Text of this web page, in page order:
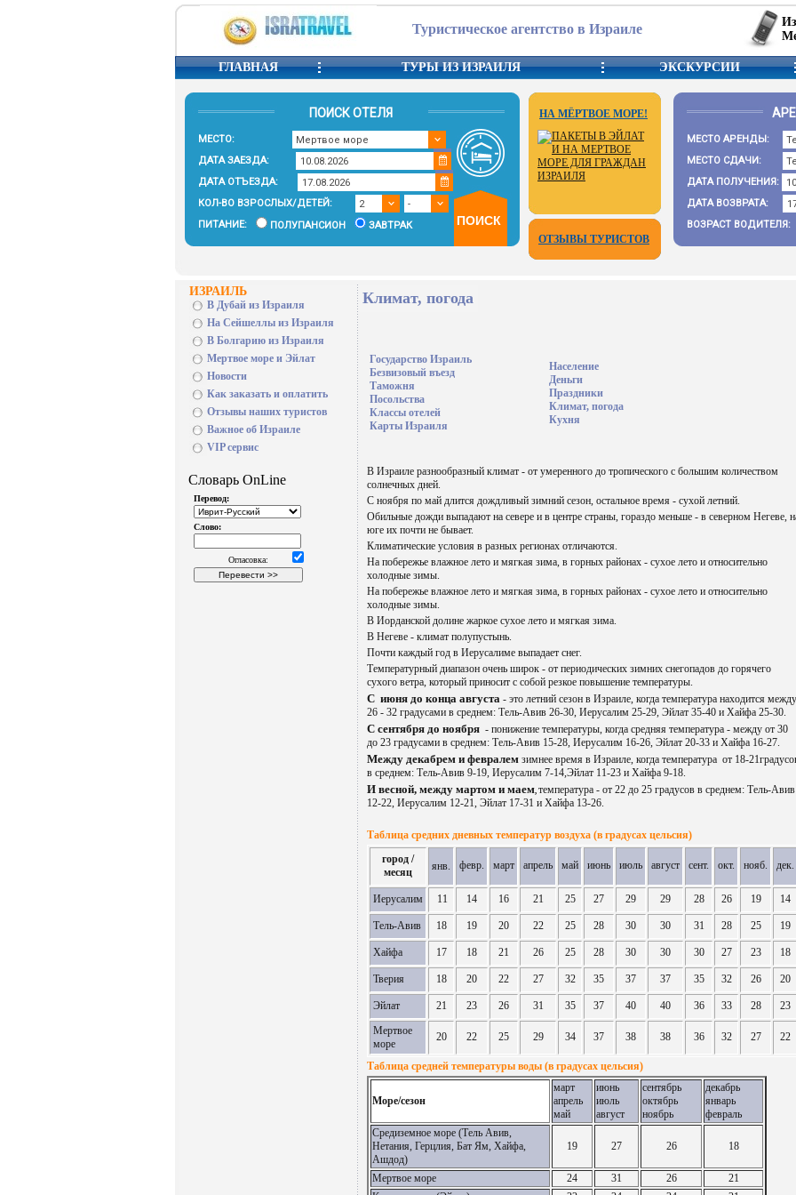
Туристическое агентство в Израиле
ГЛАВНАЯ ТУРЫ ИЗ ИЗРАИЛЯ ЭКСКУРСИИ
ПОИСК ОТЕЛЯ
МЕСТО:
ДАТА ЗАЕЗДА:
ДАТА ОТЪЕЗДА:
КОЛ-ВО ВЗРОСЛЫХ/ДЕТЕЙ:
ПИТАНИЕ:
ПОЛУПАНСИОН ЗАВТРАК
НА МЁРТВОЕ МОРЕ!
ОТЗЫВЫ ТУРИСТОВ
МЕСТО АРЕНДЫ:
МЕСТО СДАЧИ:
ДАТА ПОЛУЧЕНИЯ:
ДАТА ВОЗВРАТА:
ВОЗРАСТ ВОДИТЕЛЯ:
ИЗРАИЛЬ
В Дубай из Израиля
На Сейшеллы из Израиля
В Болгарию из Израиля
Мертвое море и Эйлат
Новости
Как заказать и оплатить
Отзывы наших туристов
Важное об Израиле
VIP сервис
Климат, погода
Государство Израиль
Безвизовый въезд
Таможня
Посольства
Классы отелей
Карты Израиля
Население
Деньги
Праздники
Климат, погода
Кухня
В Израиле разнообразный климат - от умеренного до тропического с большим количеством
солнечных дней.
С ноября по май длится дождливый зимний сезон, остальное время - сухой летний.
Обильные дожди выпадают на севере и в центре страны, гораздо меньше - в северном Негеве,
юге их почти не бывает.
Климатические условия в разных регионах отличаются.
На побережье влажное лето и мягкая зима, в горных районах - сухое лето и относительно
холодные зимы.
На побережье влажное лето и мягкая зима, в горных районах - сухое лето и относительно
холодные зимы.
В Иорданской долине жаркое сухое лето и мягкая зима.
В Негеве - климат полупустынь.
Почти каждый год в Иерусалиме выпадает снег.
Температурный диапазон очень широк - от периодических зимних снегопадов до горячего
сухого ветра, который приносит с собой резкое повышение температуры.
С июня до конца августа - это летний сезон в Израиле, когда температура находится между
26 - 32 градусами в среднем: Тель-Авив 26-30, Иерусалим 25-29, Эйлат 35-40 и Хайфа 25-30.
С сентября до ноября - понижение температуры, когда средняя температура - между от 30
до 23 градусами в среднем: Тель-Авив 15-28, Иерусалим 16-26, Эйлат 20-33 и Хайфа 16-27.
Между декабрем и февралем зимнее время в Израиле, когда температура от 18-
в среднем: Тель-Авив 9-19, Иерусалим 7-14,Эйлат 11-23 и Хайфа 9-18.
И весной, между мартом и маем, температура - от 22 до 25 градусов в среднем: Тель-Авив
12-22, Иерусалим 12-21, Эйлат 17-31 и Хайфа 13-26.
Таблица средних дневных температур воздуха (в градусах цельсия)
город /
месяц
янв. февр. март апрель май июнь июль август сент. окт. нояб. дек.
Иерусалим 11 14 16 21 25 27 29 29 28 26 19 14
Тель-Авив 18 19 20 22 25 28 30 30 31 28 25 19
Хайфа 17 18 21 26 25 28 30 30 30 27 23 18
Тверия 18 20 22 27 32 35 37 37 35 32 26 20
Эйлат 21 23 26 31 35 37 40 40 36 33 28
23
Мертвое
море
20 22 25 29 34 37 38 38 36 32 27 22
Таблица средней температуры воды (в градусах цельсия)
Море/сезон
март
апрель
май
июнь
июль
август
сентябрь
октябрь
ноябрь
декабрь
январь
февраль
Средиземное море (Тель Авив,
Нетания, Герцлия, Бат Ям, Хайфа,
Ашдод)
19 27 26 18
Мертвое море 24 31 26
21